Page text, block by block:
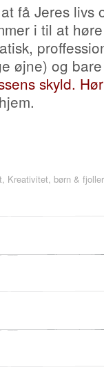
få Jeres livs
i til at
øjne) og
skyld.
, Kreativitet, børn &